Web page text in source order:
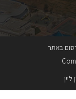
באתר